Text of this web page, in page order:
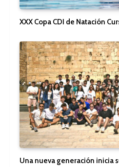
XXX Copa CDI de Natación
Una nueva generación inicia